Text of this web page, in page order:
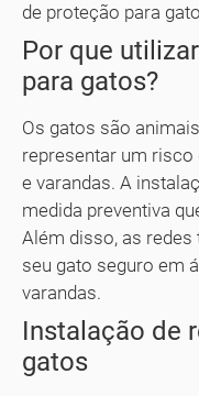
de proteção para
Por que
para gatos?
Os gatos são
representar um
e varandas. A
medida preventiva
Além disso, as
seu gato seguro em
varandas.
Instalação de
gatos